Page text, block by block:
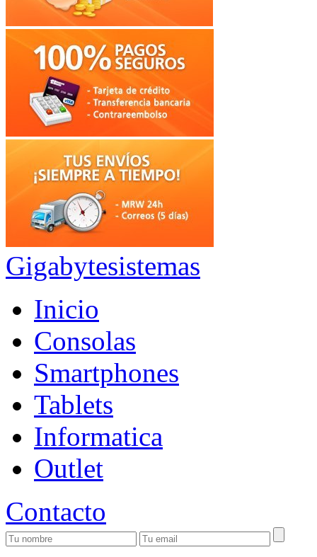
Gigabytesistemas
Inicio
Consolas
Smartphones
Tablets
Informatica
Outlet
Contacto